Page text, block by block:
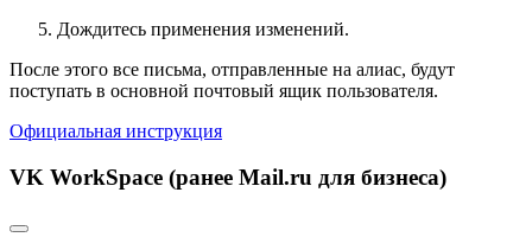
Дождитесь применения изменений.
После этого все письма, отправленные на алиас, будут
поступать в основной почтовый ящик пользователя.
Официальная инструкция
VK WorkSpace (ранее Mail.ru для бизнеса)